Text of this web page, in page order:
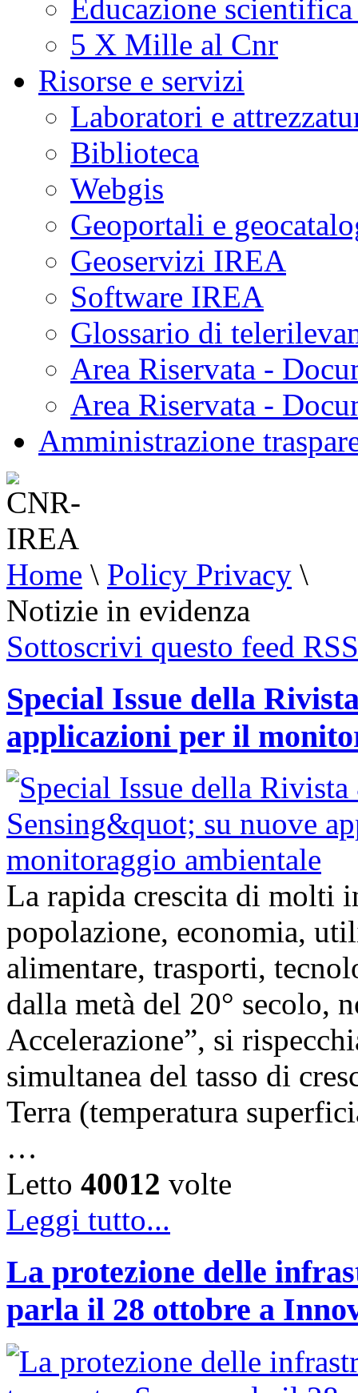
Educazione
5 X Mille al Cnr
Risorse e servizi
Laboratori e
Biblioteca
Webgis
Geoportali e
Geoservizi IREA
Software IREA
Glossario di
Area Riservata -
Area Riservata -
Amministrazione
Home \ Policy Privacy \
Notizie in evidenza
Sottoscrivi questo feed RSS
Special Issue della
applicazioni per il
La rapida crescita di molti
popolazione, economia,
alimentare, trasporti,
dalla metà del 20° secolo,
Accelerazione”, si
simultanea del tasso di
Terra (temperatura
…
Letto 40012 volte
Leggi tutto...
La protezione delle
parla il 28 ottobre a